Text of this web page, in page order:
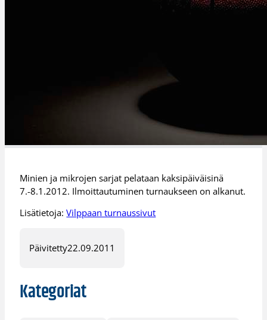
Minien ja mikrojen sarjat pelataan kaksipäiväisinä
7.-8.1.2012. Ilmoittautuminen turnaukseen on alkanut.
Lisätietoja:Vilppaan turnaussivut
Päivitetty22.09.2011
Kategoriat